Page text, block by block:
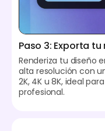
Paso 3: Exporta
Renderiza tu diseño
alta resolución con
2K, 4K u 8K, ideal
profesional.